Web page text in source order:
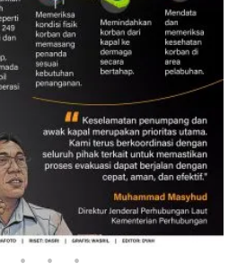
kebakaran KM
2